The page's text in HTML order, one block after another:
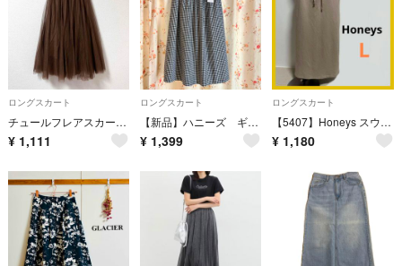
ロングスカート
チュールフレアスカート ロングスカート ハニーズ コルザ ブラウン レディース
¥ 1,111
ロングスカート
【新品】ハニーズ ギンガムチェック ギャザースカート Mサイズ
¥ 1,399
ロングスカート
【5407】Honeys スウェット ロングスカート L ベージュ
¥ 1,180